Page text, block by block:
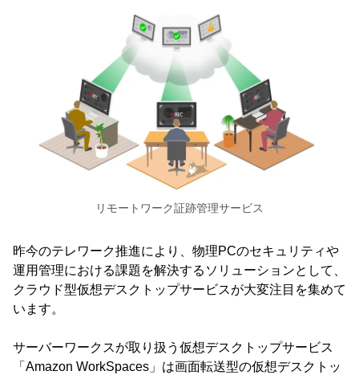
リモートワーク証跡管理サービス
昨今のテレワーク推進により、物理PCのセキュリティや
運用管理における課題を解決するソリューションとして、
クラウド型仮想デスクトップサービスが大変注目を集めて
います。
サーバーワークスが取り扱う仮想デスクトップサービス
「Amazon WorkSpaces」は画面転送型の仮想デスクトッ